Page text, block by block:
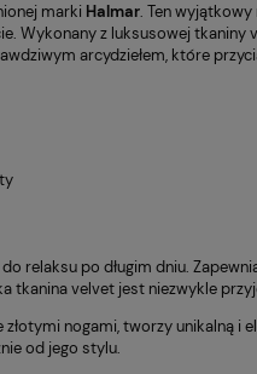
Fotel Unique CITY szary
(WYPRZEDAŻ)
marki Halmar. Ten
Wykonany z luksusowej
arcydziełem, które
relaksu po długim dniu.
tkanina velvet jest niezwykle
złotymi nogami, tworzy unikalną
od jego stylu.